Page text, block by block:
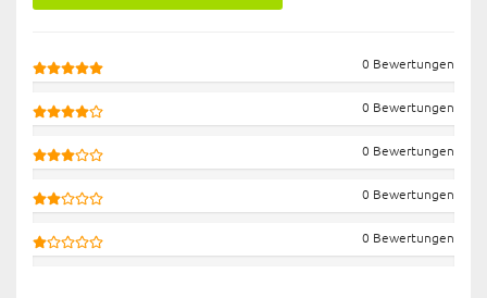
0 Bewertungen
0 Bewertungen
0 Bewertungen
0 Bewertungen
0 Bewertungen